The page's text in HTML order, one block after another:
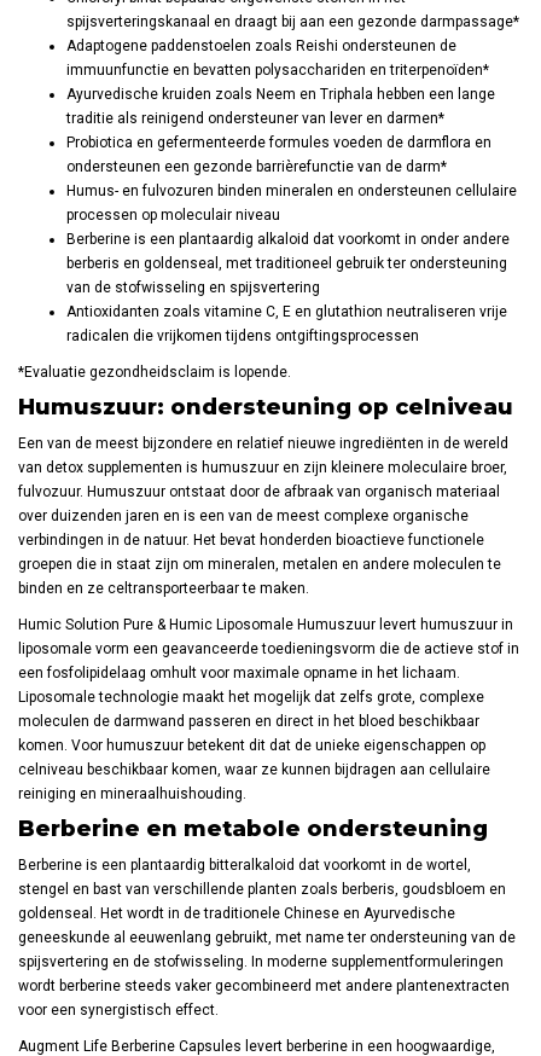
spijsverteringskanaal en draagt bij aan een gezonde darmpassage*
Adaptogene paddenstoelen zoals Reishi ondersteunen de
immuunfunctie en bevatten polysacchariden en triterpenoïden*
Ayurvedische kruiden zoals Neem en Triphala hebben een lange
traditie als reinigend ondersteuner van lever en darmen*
Probiotica en gefermenteerde formules voeden de darmflora en
ondersteunen een gezonde barrièrefunctie van de darm*
Humus- en fulvozuren binden mineralen en ondersteunen cellulaire
processen op moleculair niveau
Berberine is een plantaardig alkaloid dat voorkomt in onder andere
berberis en goldenseal, met traditioneel gebruik ter ondersteuning
van de stofwisseling en spijsvertering
Antioxidanten zoals vitamine C, E en glutathion neutraliseren vrije
radicalen die vrijkomen tijdens ontgiftingsprocessen
*Evaluatie gezondheidsclaim is lopende.
Humuszuur: ondersteuning op celniveau
Een van de meest bijzondere en relatief nieuwe ingrediënten in de wereld
van detox supplementen is humuszuur en zijn kleinere moleculaire broer,
fulvozuur. Humuszuur ontstaat door de afbraak van organisch materiaal
over duizenden jaren en is een van de meest complexe organische
verbindingen in de natuur. Het bevat honderden bioactieve functionele
groepen die in staat zijn om mineralen, metalen en andere moleculen te
binden en ze celtransporteerbaar te maken.
Humic Solution Pure & Humic Liposomale Humuszuur levert humuszuur in
liposomale vorm een geavanceerde toedieningsvorm die de actieve stof in
een fosfolipidelaag omhult voor maximale opname in het lichaam.
Liposomale technologie maakt het mogelijk dat zelfs grote, complexe
moleculen de darmwand passeren en direct in het bloed beschikbaar
komen. Voor humuszuur betekent dit dat de unieke eigenschappen op
celniveau beschikbaar komen, waar ze kunnen bijdragen aan cellulaire
reiniging en mineraalhuishouding.
Berberine en metabole ondersteuning
Berberine is een plantaardig bitteralkaloid dat voorkomt in de wortel,
stengel en bast van verschillende planten zoals berberis, goudsbloem en
goldenseal. Het wordt in de traditionele Chinese en Ayurvedische
geneeskunde al eeuwenlang gebruikt, met name ter ondersteuning van de
spijsvertering en de stofwisseling. In moderne supplementformuleringen
wordt berberine steeds vaker gecombineerd met andere plantenextracten
voor een synergistisch effect.
Augment Life Berberine Capsules levert berberine in een hoogwaardige,